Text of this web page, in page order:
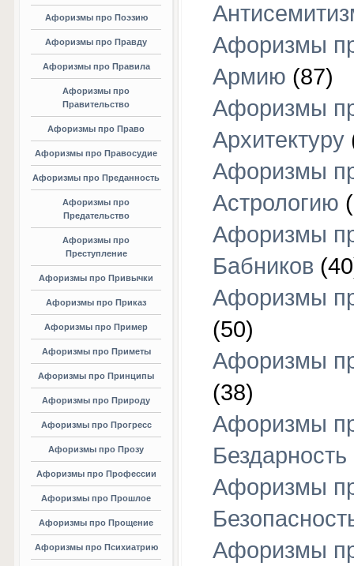
Афоризмы про Поэзию
Афоризмы про Правду
Афоризмы про Правила
Афоризмы про
Правительство
Афоризмы про Право
Афоризмы про Правосудие
Афоризмы про Преданность
Афоризмы про
Предательство
Афоризмы про
Преступление
Афоризмы про Привычки
Афоризмы про Приказ
Афоризмы про Пример
Афоризмы про Приметы
Афоризмы про Принципы
Афоризмы про Природу
Афоризмы про Прогресс
Афоризмы про Прозу
Афоризмы про Профессии
Афоризмы про Прошлое
Афоризмы про Прощение
Афоризмы про Психиатрию
Афоризмы
Армию (87)
Афоризмы
Архитектуру
Афоризмы
Астрологию
Афоризмы
Бабников
Афоризмы
(50)
Афоризмы
(38)
Афоризмы
Бездарность
Афоризмы
Афоризмы